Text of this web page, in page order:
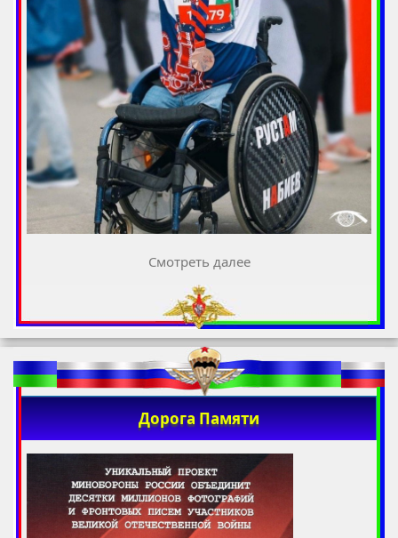
Смотреть далее
Дорога Памяти